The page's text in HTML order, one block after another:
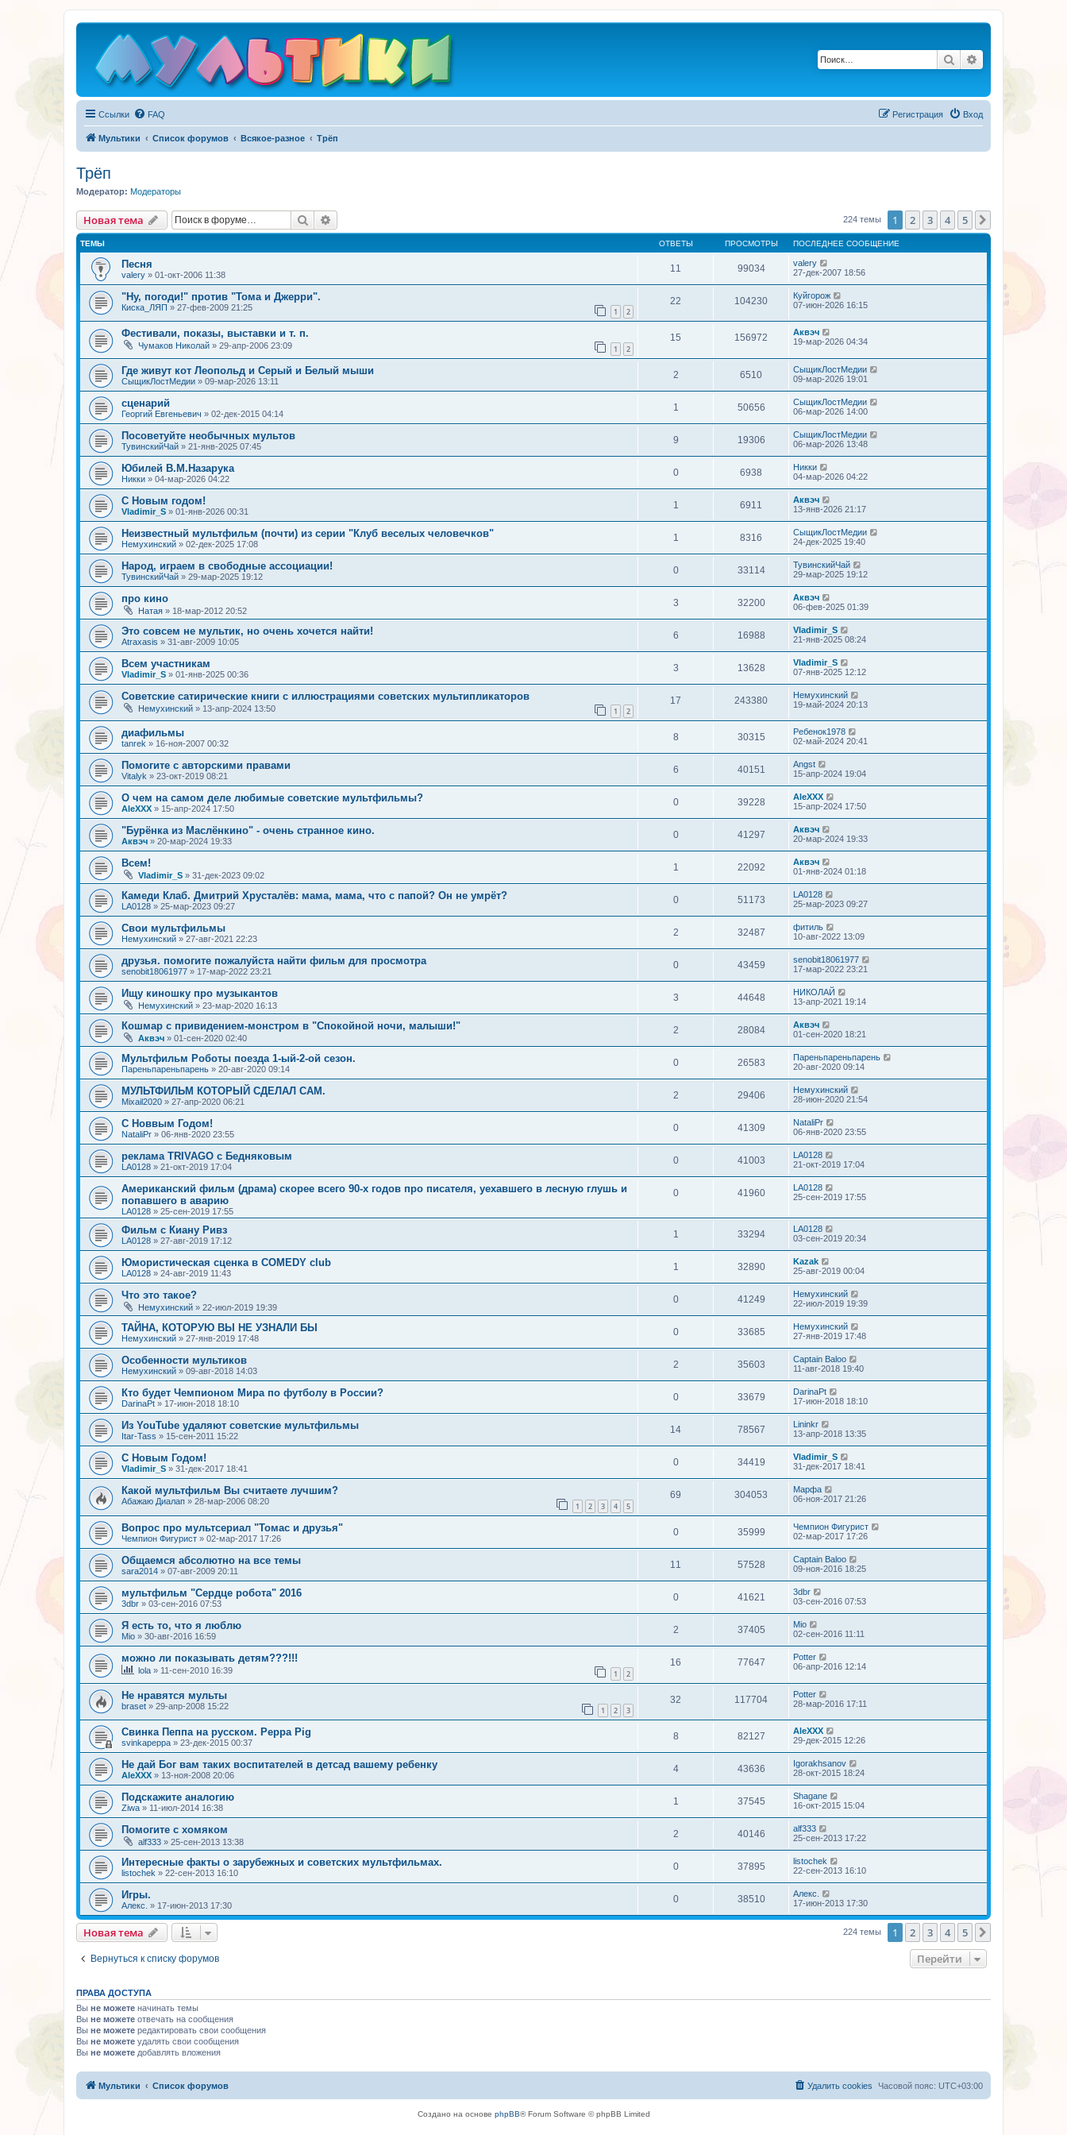
Поиск
Ссылки FAQ Вход
Регистрация
Мультики Список форумов Всякое-разное Трёп
Трёп
Модератор: Модераторы
Новая тема Поиск 224 темы 1 2 3 4 5
ТЕМЫ ОТВЕТЫ ПРОСМОТРЫ ПОСЛЕДНЕЕ СООБЩЕНИЕ
Песня
valery » 01-окт-2006 11:38
11 99034
valery
27-дек-2007 18:56
"Ну, погоди!" против "Тома и Джерри".
Киска_ЛЯП » 27-фев-2009 21:25 1 2
22 104230
Куйгорож
07-июн-2026 16:15
Фестивали, показы, выставки и т. п.
Чумаков Николай » 29-апр-2006 23:09 1 2
15 156972
Аквэч
19-мар-2026 04:34
Где живут кот Леопольд и Серый и Белый мыши
СыщикЛостМедии » 09-мар-2026 13:11
2 6510
СыщикЛостМедии
09-мар-2026 19:01
сценарий
Георгий Евгеньевич » 02-дек-2015 04:14
1 50656
СыщикЛостМедии
06-мар-2026 14:00
Посоветуйте необычных мультов
ТувинскийЧай » 21-янв-2025 07:45
9 19306
СыщикЛостМедии
06-мар-2026 13:48
Юбилей В.М.Назарука
Никки » 04-мар-2026 04:22
0 6938
Никки
04-мар-2026 04:22
С Новым годом!
Vladimir_S » 01-янв-2026 00:31
1 6911
Аквэч
13-янв-2026 21:17
Неизвестный мультфильм (почти) из серии "Клуб веселых человечков"
Немухинский » 02-дек-2025 17:08
1 8316
СыщикЛостМедии
24-дек-2025 19:40
Народ, играем в свободные ассоциации!
ТувинскийЧай » 29-мар-2025 19:12
0 33114
ТувинскийЧай
29-мар-2025 19:12
про кино
Натая » 18-мар-2012 20:52
3 32200
Аквэч
06-фев-2025 01:39
Это совсем не мультик, но очень хочется найти!
Atraxasis » 31-авг-2009 10:05
6 16988
Vladimir_S
21-янв-2025 08:24
Всем участникам
Vladimir_S » 01-янв-2025 00:36
3 13628
Vladimir_S
07-янв-2025 12:12
Советские сатирические книги с иллюстрациями советских мультипликаторов
Немухинский » 13-апр-2024 13:50 1 2
17 243380
Немухинский
19-май-2024 20:13
диафильмы
tanrek » 16-ноя-2007 00:32
8 30315
Ребенок1978
02-май-2024 20:41
Помогите с авторскими правами
Vitalyk » 23-окт-2019 08:21
6 40151
Angst
15-апр-2024 19:04
О чем на самом деле любимые советские мультфильмы?
AleXXX » 15-апр-2024 17:50
0 39228
AleXXX
15-апр-2024 17:50
"Бурёнка из Маслёнкино" - очень странное кино.
Аквэч » 20-мар-2024 19:33
0 41297
Аквэч
20-мар-2024 19:33
Всем!
Vladimir_S » 31-дек-2023 09:02
1 22092
Аквэч
01-янв-2024 01:18
Камеди Клаб. Дмитрий Хрусталёв: мама, мама, что с папой? Он не умрёт?
LA0128 » 25-мар-2023 09:27
0 51173
LA0128
25-мар-2023 09:27
Свои мультфильмы
Немухинский » 27-авг-2021 22:23
2 32487
фитиль
10-авг-2022 13:09
друзья. помогите пожалуйста найти фильм для просмотра
senobit18061977 » 17-мар-2022 23:21
0 43459
senobit18061977
17-мар-2022 23:21
Ищу киношку про музыкантов
Немухинский » 23-мар-2020 16:13
3 44648
НИКОЛАЙ
13-апр-2021 19:14
Кошмар с привидением-монстром в "Спокойной ночи, малыши!"
Аквэч » 01-сен-2020 02:40
2 28084
Аквэч
01-сен-2020 18:21
Мультфильм Роботы поезда 1-ый-2-ой сезон.
Пареньпареньпарень » 20-авг-2020 09:14
0 26583
Пареньпареньпарень
20-авг-2020 09:14
МУЛЬТФИЛЬМ КОТОРЫЙ СДЕЛАЛ САМ.
Mixail2020 » 27-апр-2020 06:21
2 29406
Немухинский
28-июн-2020 21:54
С Новвым Годом!
NataliPr » 06-янв-2020 23:55
0 41309
NataliPr
06-янв-2020 23:55
реклама TRIVAGO с Бедняковым
LA0128 » 21-окт-2019 17:04
0 41003
LA0128
21-окт-2019 17:04
Американский фильм (драма) скорее всего 90-х годов про писателя, уехавшего в лесную глушь и
попавшего в аварию
LA0128 » 25-сен-2019 17:55
0 41960
LA0128
25-сен-2019 17:55
Фильм с Киану Ривз
LA0128 » 27-авг-2019 17:12
1 33294
LA0128
03-сен-2019 20:34
Юмористическая сценка в COMEDY club
LA0128 » 24-авг-2019 11:43
1 32890
Kazak
25-авг-2019 00:04
Что это такое?
Немухинский » 22-июл-2019 19:39
0 41249
Немухинский
22-июл-2019 19:39
ТАЙНА, КОТОРУЮ ВЫ НЕ УЗНАЛИ БЫ
Немухинский » 27-янв-2019 17:48
0 33685
Немухинский
27-янв-2019 17:48
Особенности мультиков
Немухинский » 09-авг-2018 14:03
2 35603
Captain Baloo
11-авг-2018 19:40
Кто будет Чемпионом Мира по футболу в России?
DarinaPt » 17-июн-2018 18:10
0 33679
DarinaPt
17-июн-2018 18:10
Из YouTube удаляют советские мультфильмы
Itar-Tass » 15-сен-2011 15:22
14 78567
Lininkr
13-апр-2018 13:35
С Новым Годом!
Vladimir_S » 31-дек-2017 18:41
0 34419
Vladimir_S
31-дек-2017 18:41
Какой мультфильм Вы считаете лучшим?
Абажаю Диалап » 28-мар-2006 08:20 1 2 3 4 5
69 304053
Марфа
06-ноя-2017 21:26
Вопрос про мультсериал "Томас и друзья"
Чемпион Фигурист » 02-мар-2017 17:26
0 35999
Чемпион Фигурист
02-мар-2017 17:26
Общаемся абсолютно на все темы
sara2014 » 07-авг-2009 20:11
11 57528
Captain Baloo
09-ноя-2016 18:25
мультфильм "Сердце робота" 2016
3dbr » 03-сен-2016 07:53
0 41621
3dbr
03-сен-2016 07:53
Я есть то, что я люблю
Mio » 30-авг-2016 16:59
2 37405
Mio
02-сен-2016 11:11
можно ли показывать детям???!!!
lola » 11-сен-2010 16:39 1 2
16 77647
Potter
06-апр-2016 12:14
Не нравятся мульты
braset » 29-апр-2008 15:22 1 2 3
32 117704
Potter
28-мар-2016 17:11
Свинка Пеппа на русском. Peppa Pig
svinkapeppa » 23-дек-2015 00:37
8 82127
AleXXX
29-дек-2015 12:26
Не дай Бог вам таких воспитателей в детсад вашему ребенку
AleXXX » 13-ноя-2008 20:06
4 43636
Igorakhsanov
28-окт-2015 18:24
Подскажите аналогию
Ziwa » 11-июл-2014 16:38
1 37545
Shagane
16-окт-2015 15:04
Помогите с хомяком
alf333 » 25-сен-2013 13:38
2 40146
alf333
25-сен-2013 17:22
Интересные факты о зарубежных и советских мультфильмах.
listochek » 22-сен-2013 16:10
0 37895
listochek
22-сен-2013 16:10
Игры.
Алекс. » 17-июн-2013 17:30
0 38510
Алекс.
17-июн-2013 17:30
Новая тема 224 темы 1 2 3 4 5
Вернуться к списку форумов Перейти
ПРАВА ДОСТУПА
Вы не можете начинать темы
Вы не можете отвечать на сообщения
Вы не можете редактировать свои сообщения
Вы не можете удалять свои сообщения
Вы не можете добавлять вложения
Мультики Список форумов Часовой пояс: UTC+03:00
Удалить cookies
Создано на основе phpBB® Forum Software © phpBB Limited